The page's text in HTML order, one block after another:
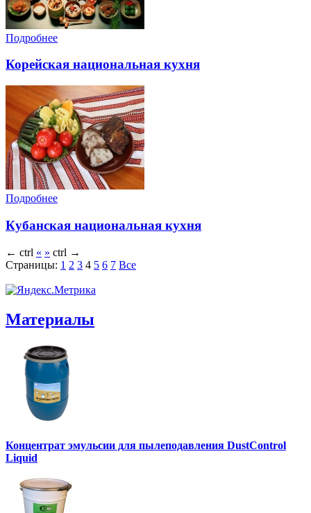
Подробнее
Корейская национальная кухня
Подробнее
Кубанская национальная кухня
← ctrl « » ctrl →
Страницы: 1 2 3 4 5 6 7 Все
Материалы
Концентрат эмульсии для пылеподавления DustControl
Liquid